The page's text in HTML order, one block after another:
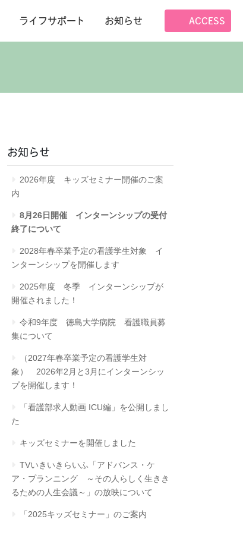
ACCESS
ライフサポート お知らせ
お知らせ
2026年度 キッズセミナー開催のご案
内
8月26日開催 インターンシップの受付
終了について
2028年春卒業予定の看護学生対象 イ
ンターンシップを開催します
2025年度 冬季 インターンシップが
開催されました！
令和9年度 徳島大学病院 看護職員募
集について
（2027年春卒業予定の看護学生対
象） 2026年2月と3月にインターンシッ
プを開催します！
「看護部求人動画 ICU編」を公開しまし
た
キッズセミナーを開催しました
TVいきいきらいふ「アドバンス・ケ
ア・プランニング ～その人らしく生きき
るための人生会議～」の放映について
「2025キッズセミナー」のご案内